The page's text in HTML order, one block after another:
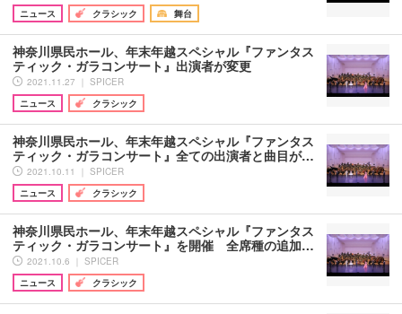
ニュース
クラシック 舞台
神奈川県民ホール、年末年越スペシャル『ファンタス
ティック・ガラコンサート』出演者が変更
2021.11.27 ｜ SPICER
ニュース
クラシック
神奈川県民ホール、年末年越スペシャル『ファンタス
ティック・ガラコンサート』全ての出演者と曲目が…
2021.10.11 ｜ SPICER
ニュース
クラシック
神奈川県民ホール、年末年越スペシャル『ファンタス
ティック・ガラコンサート』を開催 全席種の追加…
2021.10.6 ｜ SPICER
ニュース
クラシック